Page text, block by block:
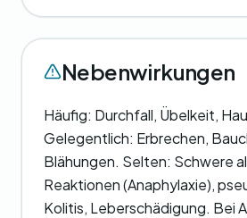
Nebenwirkungen
Häufig: Durchfall, Übelkeit,
Gelegentlich: Erbrechen,
Blähungen. Selten: Schwere
Reaktionen (Anaphylaxie),
Kolitis, Leberschädigung. Bei